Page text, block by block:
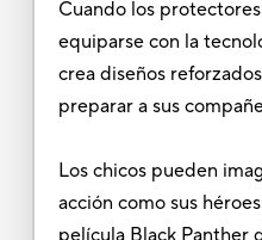
Cuando los
equiparse con la
crea diseños
preparar a sus
Los chicos pueden
acción como sus
película Black Panther